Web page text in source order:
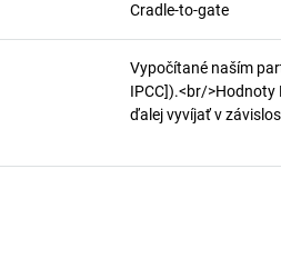
Cradle-to-gate
Vypočítané naším
IPCC]).<br/>Hodnoty
ďalej vyvíjať v